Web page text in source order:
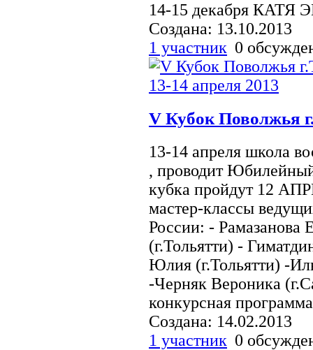
14-15 декабря КАТЯ
Создана: 13.10.2013
1 участник 0
V Кубок Поволжья
13-14 апреля школа
, проводит
кубка пройдут 12
мастер-классы
России: - Рамазанова
(г.Тольятти) -
Юлия (г.Тольятти) -
-Черняк Вероника
конкурсная
Создана: 14.02.2013
1 участник 0